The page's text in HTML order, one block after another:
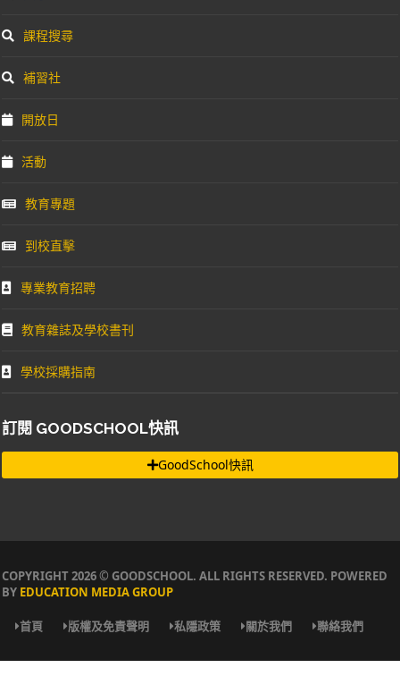
課程搜尋
補習社
開放日
活動
教育專題
到校直擊
專業教育招聘
教育雜誌及學校書刊
學校採購指南
訂閱 GOODSCHOOL快訊
GoodSchool快訊
COPYRIGHT 2026 © GOODSCHOOL. ALL RIGHTS RESERVED. POWERED
BY EDUCATION MEDIA GROUP
首頁 版權及免責聲明 私隱政策 關於我們 聯絡我們